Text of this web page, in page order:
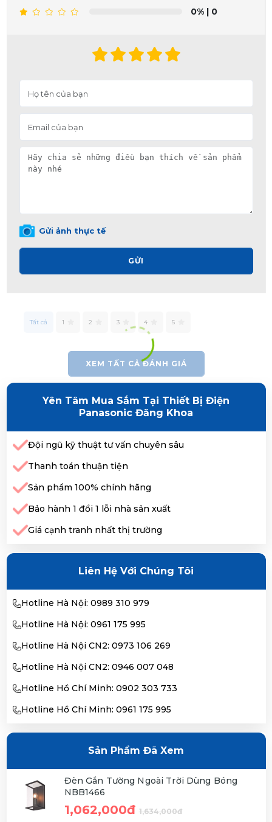
0% | 0
Gửi ảnh thực tế
GỬI
Tất cả 1 2 3 4 5
XEM TẤT CẢ ĐÁNH GIÁ
Yên Tâm Mua Sắm Tại Thiết Bị Điện
Panasonic Đăng Khoa
Đội ngũ kỹ thuật tư vấn chuyên sâu
Thanh toán thuận tiện
Sản phẩm 100% chính hãng
Bảo hành 1 đổi 1 lỗi nhà sản xuất
Giá cạnh tranh nhất thị trường
Liên Hệ Với Chúng Tôi
Hotline Hà Nội: 0989 310 979
Hotline Hà Nội: 0961 175 995
Hotline Hà Nội CN2: 0973 106 269
Hotline Hà Nội CN2: 0946 007 048
Hotline Hồ Chí Minh: 0902 303 733
Hotline Hồ Chí Minh: 0961 175 995
Sản Phẩm Đã Xem
Đèn Gắn Tường Ngoài Trời Dùng Bóng
NBB1466
1,062,000đ 1,634,000đ